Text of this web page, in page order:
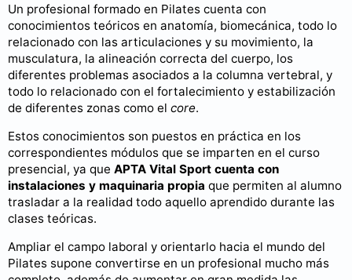
Un profesional formado en Pilates cuenta con
conocimientos teóricos en anatomía, biomecánica, todo lo
relacionado con las articulaciones y su movimiento, la
musculatura, la alineación correcta del cuerpo, los
diferentes problemas asociados a la columna vertebral, y
todo lo relacionado con el fortalecimiento y estabilización
de diferentes zonas como el core.
Estos conocimientos son puestos en práctica en los
correspondientes módulos que se imparten en el curso
presencial, ya que APTA Vital Sport cuenta con
instalaciones y maquinaria propia que permiten al alumno
trasladar a la realidad todo aquello aprendido durante las
clases teóricas.
Ampliar el campo laboral y orientarlo hacia el mundo del
Pilates supone convertirse en un profesional mucho más